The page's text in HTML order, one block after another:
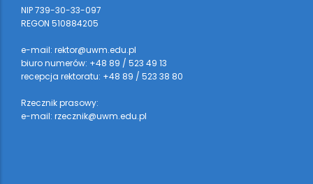
NIP 739-30-33-097
REGON 510884205
e-mail: rektor@uwm.edu.pl
biuro numerów: +48 89 / 523 49 13
recepcja rektoratu: +48 89 / 523 38 80
Rzecznik prasowy:
e-mail: rzecznik@uwm.edu.pl